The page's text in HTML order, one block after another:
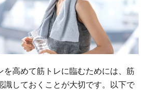
を高めて筋トレに臨むためには、筋
識しておくことが大切です。以下で